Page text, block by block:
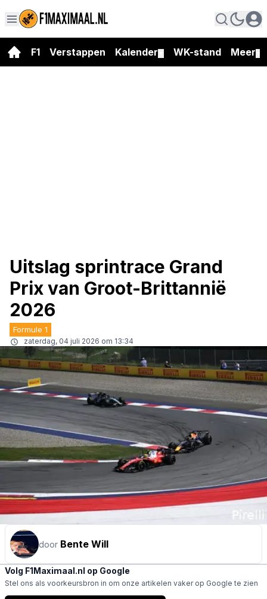
F1 Verstappen Kalender WK-stand Meer
Uitslag sprintrace Grand
Prix van Groot-Brittannië
2026
Formule 1
zaterdag, 04 juli 2026 om 13:34
door Bente Will
Volg F1Maximaal.nl op Google
Stel ons als voorkeursbron in om onze artikelen vaker op Google te zien